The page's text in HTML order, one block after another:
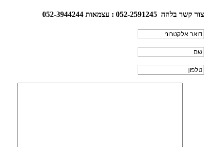
צור קשר בלהה 052-2591245 : עצמאות 052-3944244